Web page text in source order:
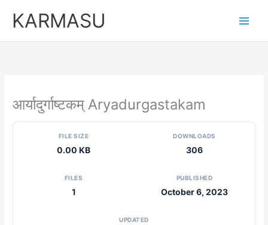
KARMASU
आर्यादुर्गाष्टकम् Aryadurgastakam
FILE SIZE
0.00 KB
DOWNLOADS
306
FILES
1
PUBLISHED
October 6, 2023
UPDATED